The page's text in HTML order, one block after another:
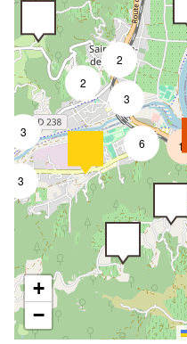
2
3
3
2
3
6 18
+
−